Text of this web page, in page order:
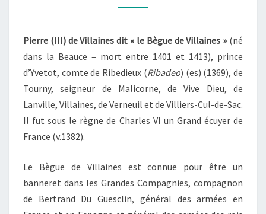
VILLAINES
Pierre (III) de Villaines dit « le Bègue de Villaines »(né
dans la Beauce – mort entre 1401 et 1413), prince
d’Yvetot, comte de Ribedieux (Ribadeo) (es) (1369), de
Tourny, seigneur de Malicorne, de Vive Dieu, de
Lanville, Villaines, de Verneuil et de Villiers-Cul-de-Sac.
Il fut sous le règne de Charles VI un Grand écuyer de
France (v.1382).
Le Bègue de Villaines est connue pour être un
banneret dans les Grandes Compagnies, compagnon
de Bertrand Du Guesclin, général des armées en